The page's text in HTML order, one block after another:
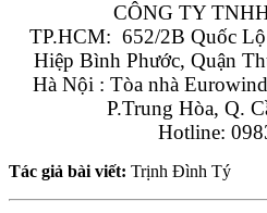
CÔNG TY
TP.HCM:  652/2B Quốc
Hiệp Bình Phước, Quận
Hà Nội : Tòa nhà
P.Trung Hòa, Q.
Hotline:
Tác giả bài viết: Trịnh Đình Tý